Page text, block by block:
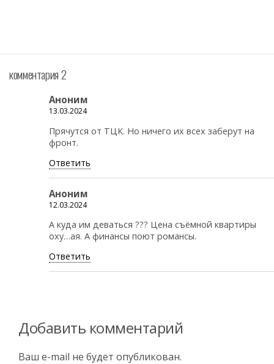
комментария 2
Аноним
13.03.2024
Прячутся от ТЦК. Но ничего их всех заберут на
фронт.
Ответить
Аноним
12.03.2024
А куда им деваться ??? Цена съёмной квартиры
оху…ая. А финансы поют романсы.
Ответить
Добавить комментарий
Ваш e-mail не будет опубликован.